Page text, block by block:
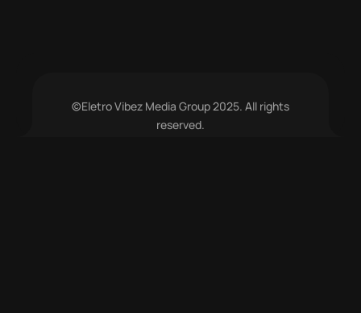
©Eletro Vibez Media Group 2025. All rights
reserved.